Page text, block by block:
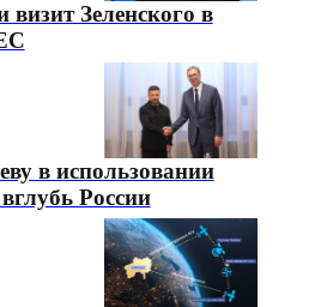
Зеленского в
в использовании
России